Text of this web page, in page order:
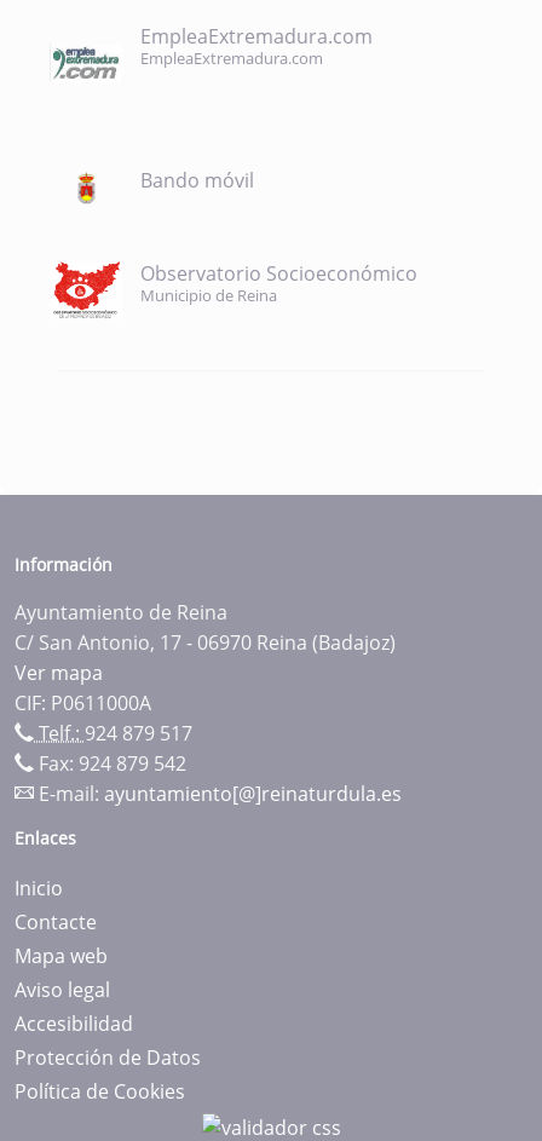
EmpleaExtremadura.com
EmpleaExtremadura.com
Bando móvil
Observatorio Socioeconómico
Municipio de Reina
Información
Ayuntamiento de Reina
C/ San Antonio, 17 - 06970 Reina (Badajoz)
Ver mapa
CIF: P0611000A
Telf.: 924 879 517
Fax: 924 879 542
E-mail: ayuntamiento[@]reinaturdula.es
Enlaces
Inicio
Contacte
Mapa web
Aviso legal
Accesibilidad
Protección de Datos
Política de Cookies